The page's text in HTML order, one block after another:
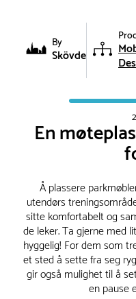
By
Skövde
En
Å plassere
utendørs
sitte komfortabelt og
de leker. Ta gjerne med
hyggelig! For dem som
et sted å sette fra seg
gir også mulighet til å
en pause